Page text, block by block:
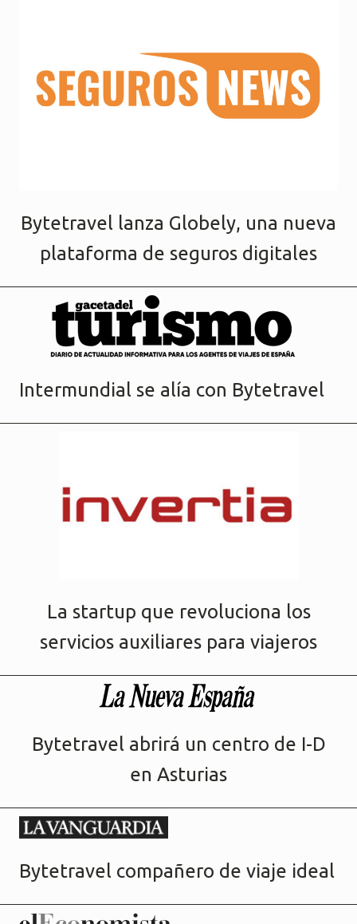
Bytetravel lanza Globely, una nueva
plataforma de seguros digitales
Intermundial se alía con Bytetravel
La startup que revoluciona los
servicios auxiliares para viajeros
Bytetravel abrirá un centro de I-D
en Asturias
Bytetravel compañero de viaje ideal